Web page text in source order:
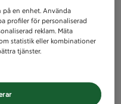
en enhet. Använda
profiler för personaliserad
reklam. Mäta
statistik eller kombinationer
tjänster.